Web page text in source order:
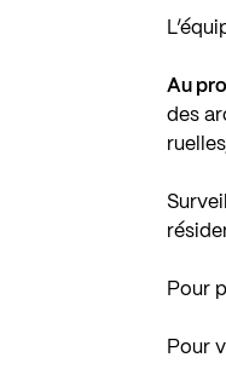
Au
des
Pour
Pour